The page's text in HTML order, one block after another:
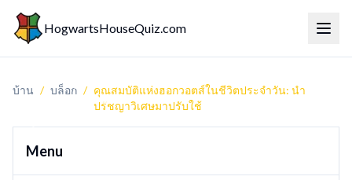
HogwartsHouseQuiz.com สลับเ
บ้าน / บล็อก / คุณสมบัติแห่งฮอกวอตส์ในชีวิตประจำวัน: นำ
ปรัชญาวิเศษมาปรับใช้
Menu